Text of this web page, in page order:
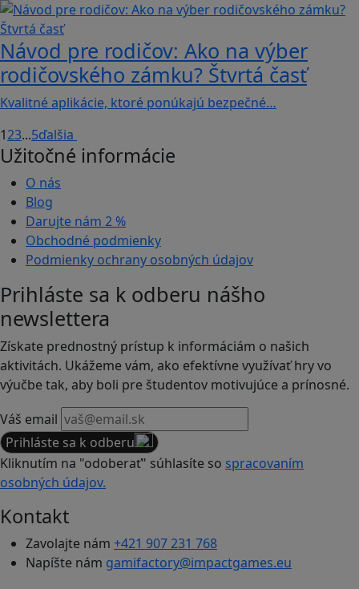
Návod pre rodičov: Ako na výber
rodičovského zámku? Štvrtá časť
Kvalitné aplikácie, ktoré ponúkajú bezpečné…
123...5ďalšia
Užitočné informácie
O nás
Blog
Darujte nám 2 %
Obchodné podmienky
Podmienky ochrany osobných údajov
Prihláste sa k odberu nášho
newslettera
Získate prednostný prístup k informáciám o našich
aktivitách. Ukážeme vám, ako efektívne využívať hry vo
výučbe tak, aby boli pre študentov motivujúce a prínosné.
Váš email
Prihláste sa k odberu
Kliknutím na "odoberať" súhlasíte so spracovaním
osobných údajov.
Kontakt
Zavolajte nám +421 907 231 768
Napíšte nám gamifactory@impactgames.eu